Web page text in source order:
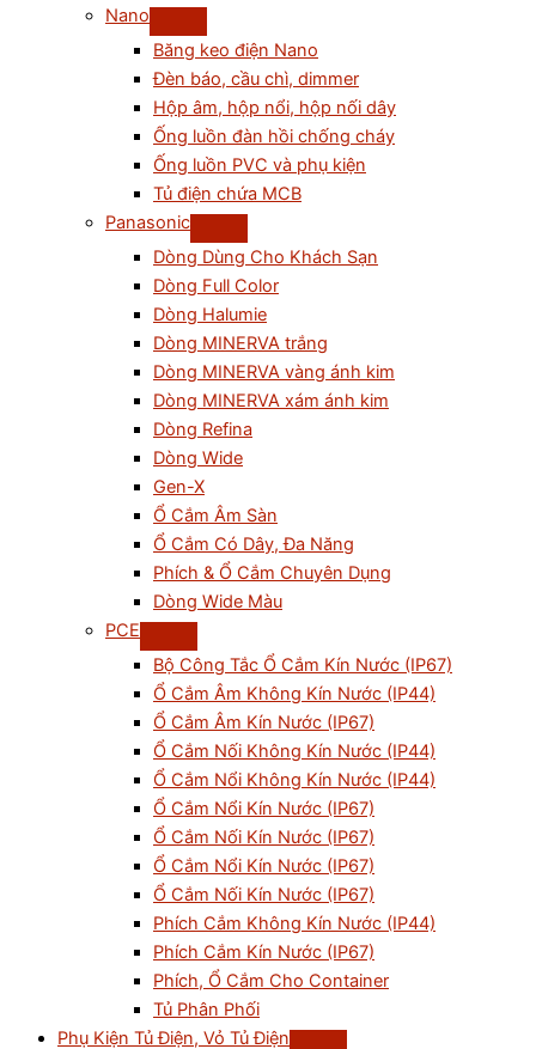
Nano
Băng keo điện Nano
Đèn báo, cầu chì, dimmer
Hộp âm, hộp nổi, hộp nối dây
Ống luồn đàn hồi chống cháy
Ống luồn PVC và phụ kiện
Tủ điện chứa MCB
Panasonic
Dòng Dùng Cho Khách Sạn
Dòng Full Color
Dòng Halumie
Dòng MINERVA trắng
Dòng MINERVA vàng ánh kim
Dòng MINERVA xám ánh kim
Dòng Refina
Dòng Wide
Gen-X
Ổ Cắm Âm Sàn
Ổ Cắm Có Dây, Đa Năng
Phích & Ổ Cắm Chuyên Dụng
Dòng Wide Màu
PCE
Bộ Công Tắc Ổ Cắm Kín Nước (IP67)
Ổ Cắm Âm Không Kín Nước (IP44)
Ổ Cắm Âm Kín Nước (IP67)
Ổ Cắm Nối Không Kín Nước (IP44)
Ổ Cắm Nổi Không Kín Nước (IP44)
Ổ Cắm Nổi Kín Nước (IP67)
Ổ Cắm Nối Kín Nước (IP67)
Ổ Cắm Nổi Kín Nước (IP67)
Ổ Cắm Nối Kín Nước (IP67)
Phích Cắm Không Kín Nước (IP44)
Phích Cắm Kín Nước (IP67)
Phích, Ổ Cắm Cho Container
Tủ Phân Phối
Phụ Kiện Tủ Điện, Vỏ Tủ Điện